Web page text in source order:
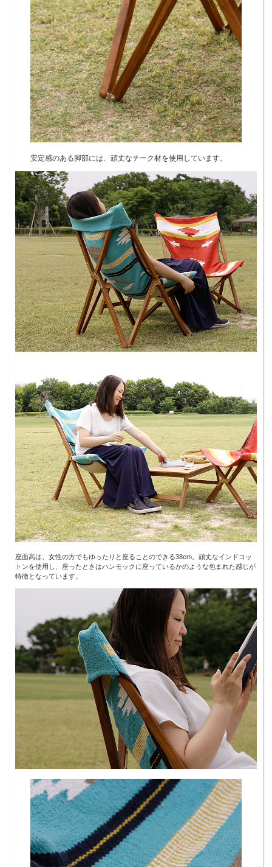
安定感のある脚部には、頑丈なチーク材を使用しています。
座面高は、女性の方でもゆったりと座ることのできる38cm。頑丈なインドコッ
トンを使用し、座ったときはハンモックに座っているかのような包まれた感じが
特徴となっています。